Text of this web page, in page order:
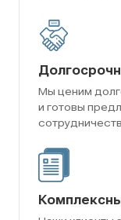
Мы ценим
и готовы